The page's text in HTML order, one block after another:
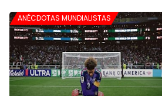
ANÉCDOTAS MUNDIALISTAS